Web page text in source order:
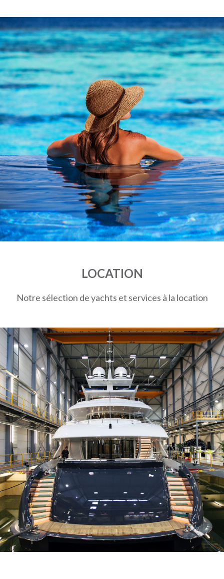
LOCATION
Notre sélection de yachts et services à la location